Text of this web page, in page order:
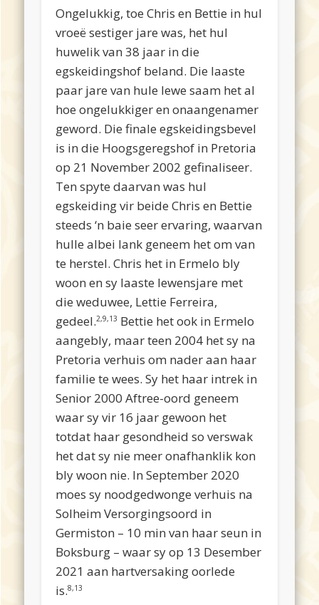
Ongelukkig, toe Chris en Bettie in hul
vroeë sestiger jare was, het hul
huwelik van 38 jaar in die
egskeidingshof beland. Die laaste
paar jare van hule lewe saam het al
hoe ongelukkiger en onaangenamer
geword. Die finale egskeidingsbevel
is in die Hoogsgeregshof in Pretoria
op 21 November 2002 gefinaliseer.
Ten spyte daarvan was hul
egskeiding vir beide Chris en Bettie
steeds ‘n baie seer ervaring, waarvan
hulle albei lank geneem het om van
te herstel. Chris het in Ermelo bly
woon en sy laaste lewensjare met
die weduwee, Lettie Ferreira,
gedeel.2,9,13 Bettie het ook in Ermelo
aangebly, maar teen 2004 het sy na
Pretoria verhuis om nader aan haar
familie te wees. Sy het haar intrek in
Senior 2000 Aftree-oord geneem
waar sy vir 16 jaar gewoon het
totdat haar gesondheid so verswak
het dat sy nie meer onafhanklik kon
bly woon nie. In September 2020
moes sy noodgedwonge verhuis na
Solheim Versorgingsoord in
Germiston – 10 min van haar seun in
Boksburg – waar sy op 13 Desember
2021 aan hartversaking oorlede
is.8,13